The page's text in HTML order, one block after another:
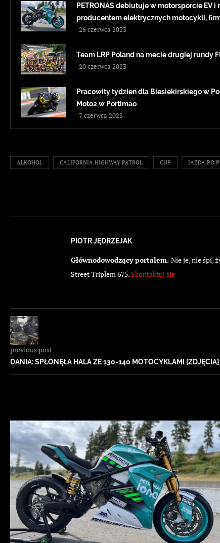
PETRONAS debiutuje w motorsporcie EV i
producentem elektrycznych motocykli,
26 czerwca 2023
Team LRP Poland na mecie drugiej rundy
20 czerwca 2023
Pracowity tydzień dla Biesiekirskiego w
Moto2 w Portimao
7 czerwca 2023
ALKOHOL CALIFORNIA HIGHWAY PATROL CHP JAZDA PO
PIOTR JĘDRZEJAK
Głównodowodzący portalem. Nie je, nie śpi,
Street Triplem 675. Skontaktuj się
previous post
DANIA: SPŁONĘŁA HALA ZE 130-140 MOTOCYKLAMI [ZDJĘCIA]